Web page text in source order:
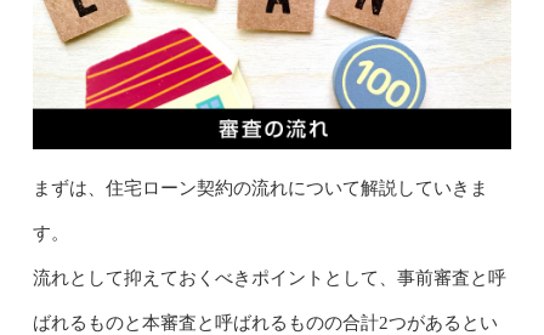
まずは、住宅ローン契約の流れについて解説していきま
す。
流れとして抑えておくべきポイントとして、事前審査と呼
ばれるものと本審査と呼ばれるものの合計2つがあるとい